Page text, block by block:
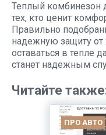
Теплый комбинезон
тех, кто ценит
Правильно
надежную защиту от
оставаться в тепле
станет надежным
Читайте
ПРО АВТО